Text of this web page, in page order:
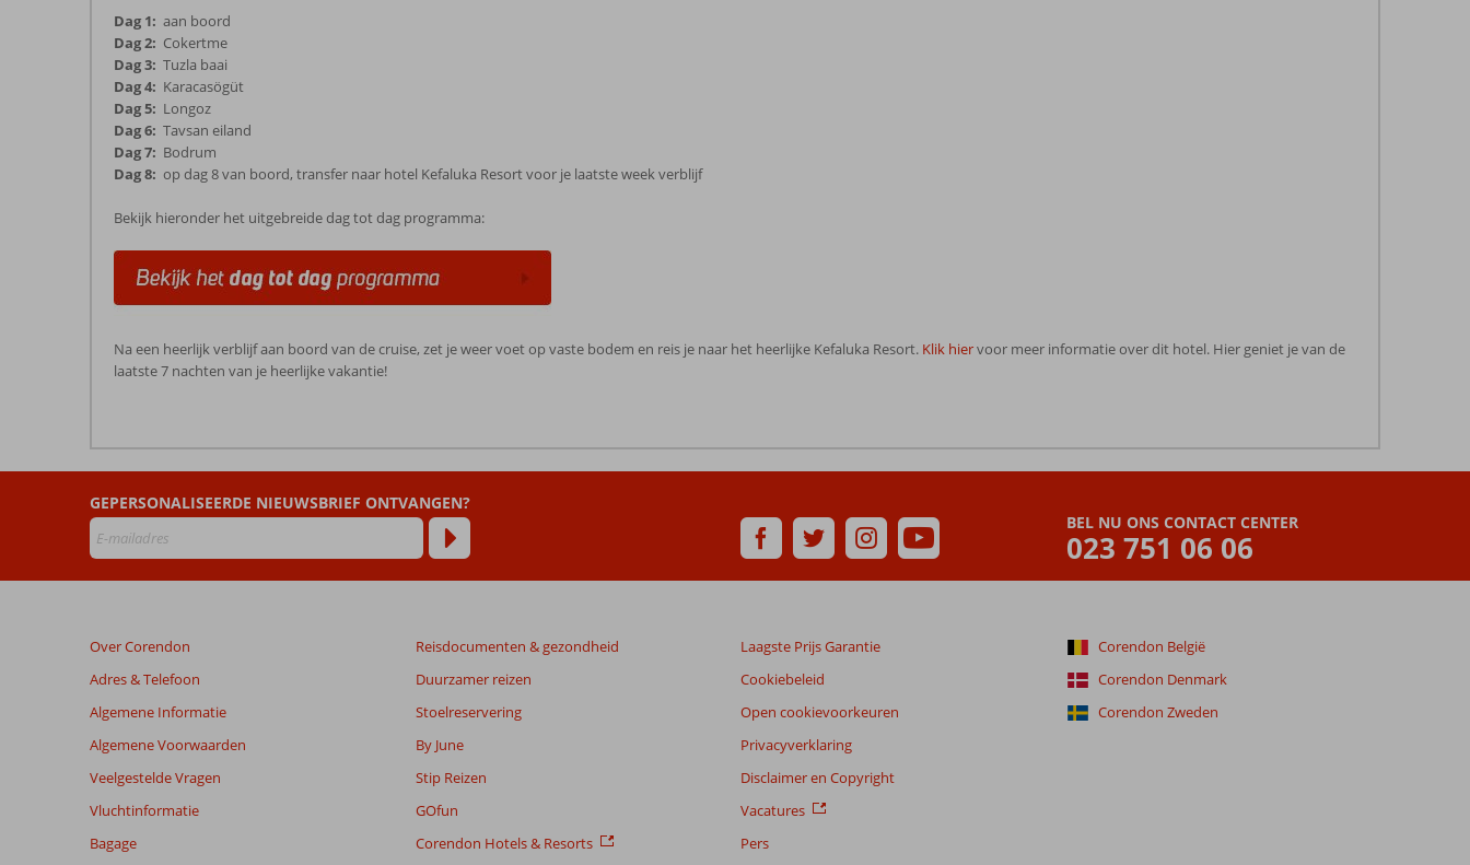
Dag 1: aan boord
Dag 2: Cokertme
Dag 3: Tuzla baai
Dag 4: Karacasögüt
Dag 5: Longoz
Dag 6: Tavsan eiland
Dag 7: Bodrum
Dag 8: op dag 8 van boord, transfer naar hotel Kefaluka Resort voor je laatste week verblijf
Bekijk hieronder het uitgebreide dag tot dag programma:
Na een heerlijk verblijf aan boord van de cruise, zet je weer voet op vaste bodem en reis je naar het heerlijke Kefaluka Resort. Klik hiervoor meer informatie over dit hotel. Hier geniet je van de
laatste 7 nachten van je heerlijke vakantie!
door
onze
klanten
in
Blue
&
Kefaluka
Beoordelingen
BEL NU ONS CONTACT CENTER
023 751 06 06
GEPERSONALISEERDE NIEUWSBRIEF ONTVANGEN?
Over Corendon
Adres & Telefoon
Algemene Informatie
Algemene Voorwaarden
Veelgestelde Vragen
Vluchtinformatie
Bagage
Reisdocumenten & gezondheid
Duurzamer reizen
Stoelreservering
By June
Stip Reizen
GOfun
Corendon Hotels & Resorts
Laagste Prijs Garantie
Cookiebeleid
Open cookievoorkeuren
Privacyverklaring
Disclaimer en Copyright
Vacatures
Pers
Corendon België
Corendon Denmark
Corendon Zweden